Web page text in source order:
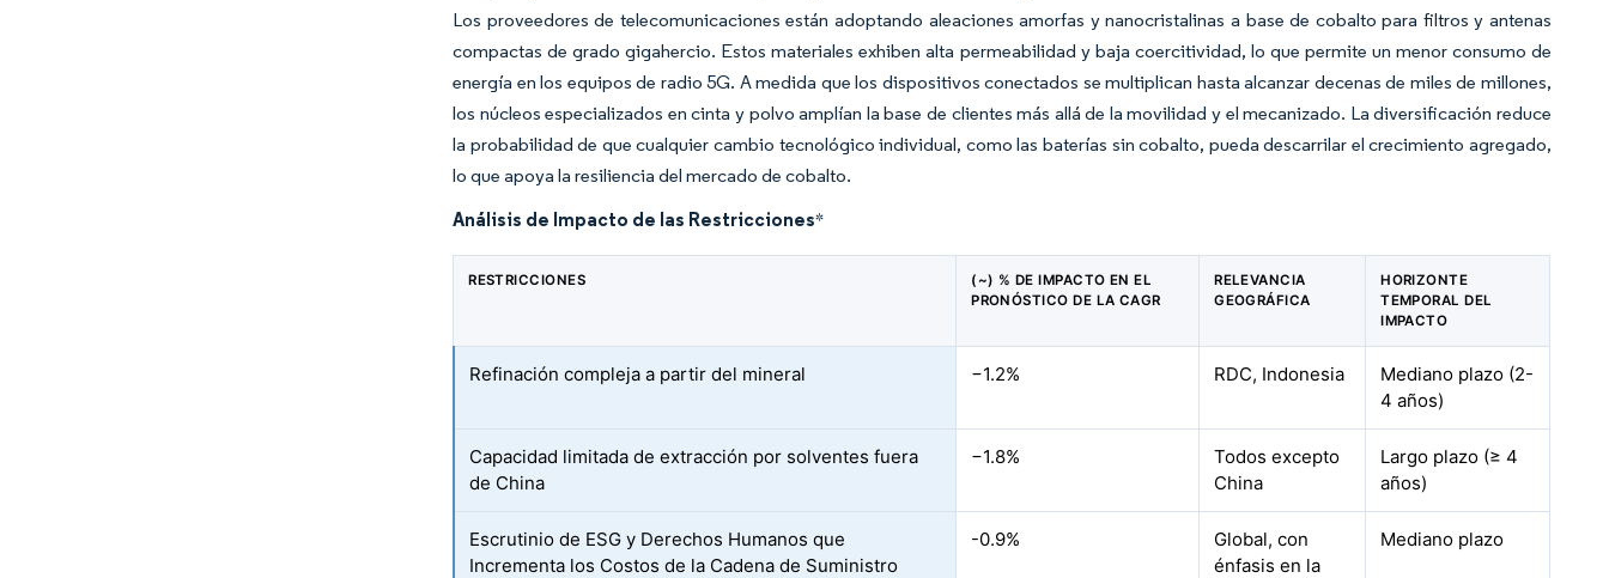
Los proveedores de telecomunicaciones están adoptando aleaciones amorfas y nanocristalinas a base de cobalto para filtros y antenas
compactas de grado gigahercio. Estos materiales exhiben alta permeabilidad y baja coercitividad, lo que permite un menor consumo de
energía en los equipos de radio 5G. A medida que los dispositivos conectados se multiplican hasta alcanzar decenas de miles de millones,
los núcleos especializados en cinta y polvo amplían la base de clientes más allá de la movilidad y el mecanizado. La diversificación reduce
la probabilidad de que cualquier cambio tecnológico individual, como las baterías sin cobalto, pueda descarrilar el crecimiento agregado,
lo que apoya la resiliencia del mercado de cobalto.
Análisis de Impacto de las Restricciones*
RESTRICCIONES
(~) % DE IMPACTO EN EL
PRONÓSTICO DE LA CAGR
RELEVANCIA
GEOGRÁFICA
HORIZONTE
TEMPORAL DEL
IMPACTO
Refinación compleja a partir del mineral −1.2% RDC, Indonesia
Mediano plazo (2-
4 años)
Capacidad limitada de extracción por solventes fuera
de China
−1.8%
Todos excepto
China
Largo plazo (≥ 4
años)
Escrutinio de ESG y Derechos Humanos que
Incrementa los Costos de la Cadena de Suministro
-0.9%
Global, con
énfasis en la
Mediano plazo